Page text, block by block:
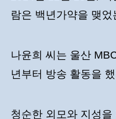
람은 백년가약을 맺었
나윤희 씨는 울산
년부터 방송 활동을
청순한 외모와 지성